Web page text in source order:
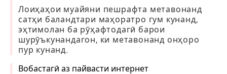
Лоиҳаҳои муайяни пешрафта метавонанд
сатҳи баландтари маҳоратро гум кунанд,
эҳтимолан ба рӯҳафтодагӣ барои
шурӯъкунандагон, ки метавонанд онҳоро
пур кунанд.
Вобастагӣ аз пайвасти интернет